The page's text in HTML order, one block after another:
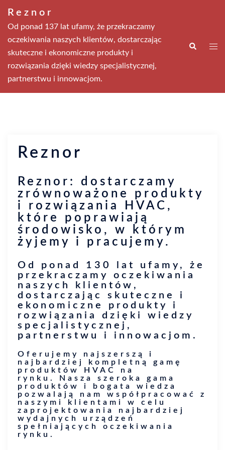
Reznor
Od ponad 137 lat ufamy, że przekraczamy
oczekiwania naszych klientów, dostarczając
skuteczne i ekonomiczne produkty i
rozwiązania dzięki wiedzy specjalistycznej,
partnerstwu i innowacjom.
Reznor
Reznor: dostarczamy
zrównoważone produkty
i rozwiązania HVAC,
które poprawiają
środowisko, w którym
żyjemy i pracujemy.
Od ponad 130 lat ufamy, że
przekraczamy oczekiwania
naszych klientów,
dostarczając skuteczne i
ekonomiczne produkty i
rozwiązania dzięki wiedzy
specjalistycznej,
partnerstwu i innowacjom.
Oferujemy najszerszą i
najbardziej kompletną gamę
produktów HVAC na
rynku. Nasza szeroka gama
produktów i bogata wiedza
pozwalają nam współpracować z
naszymi klientami w celu
zaprojektowania najbardziej
wydajnych urządzeń
spełniających oczekiwania
rynku.